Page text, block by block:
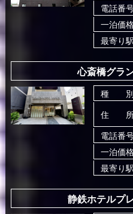
電話番
一泊価
最寄り駅
心斎橋グラ
種 別
住
電話番
一泊価
最寄り駅
静鉄ホテルプ